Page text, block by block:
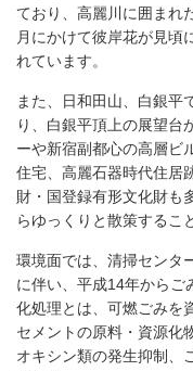
ており、高麗川に囲まれ
月にかけて彼岸花が見頃
れています。
また、日和田山、白銀平
り、白銀平頂上の展望台
ーや新宿副都心の高層ビ
住宅、高麗石器時代住居
財・国登録有形文化財も
らゆっくりと散策するこ
環境面では、清掃センタ
に伴い、平成14年からご
化処理とは、可燃ごみを
セメントの原料・資源化
オキシン類の発生抑制、